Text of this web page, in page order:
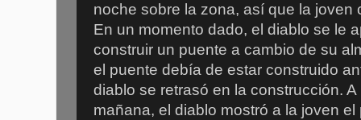
noche sobre la zona, así que la joven
En un momento dado, el diablo se le
construir un puente a cambio de su
el puente debía de estar construido
diablo se retrasó en la construcción.
mañana, el diablo mostró a la joven